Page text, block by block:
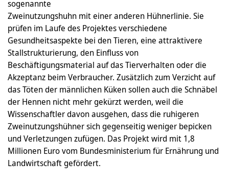
sogenannte
Zweinutzungshuhn mit einer anderen Hühnerlinie. Sie
prüfen im Laufe des Projektes verschiedene
Gesundheitsaspekte bei den Tieren, eine attraktivere
Stallstrukturierung, den Einfluss von
Beschäftigungsmaterial auf das Tierverhalten oder die
Akzeptanz beim Verbraucher. Zusätzlich zum Verzicht auf
das Töten der männlichen Küken sollen auch die Schnäbel
der Hennen nicht mehr gekürzt werden, weil die
Wissenschaftler davon ausgehen, dass die ruhigeren
Zweinutzungshühner sich gegenseitig weniger bepicken
und Verletzungen zufügen. Das Projekt wird mit 1,8
Millionen Euro vom Bundesministerium für Ernährung und
Landwirtschaft gefördert.